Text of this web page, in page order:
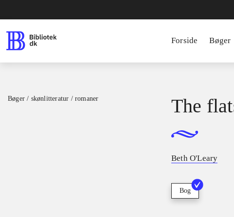
Forside Bøger
Bøger / skønlitteratur / romaner The
Beth O'Leary
Bog